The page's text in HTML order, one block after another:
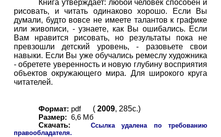
Книга утверждает: любой человек способен и
рисовать, и читать одинаково хорошо. Если Вы
думали, будто вовсе не имеете талантов к графике
или живописи, - узнаете, как Вы ошибались. Если
Вам нравится рисовать, но результаты пока не
превзошли детский уровень, - разовьете свои
навыки. Если Вы уже обучались ремеслу художника
- обретете уверенность и новую глубину восприятия
объектов окружающего мира. Для широкого круга
читателей.
Формат: pdf ( 2009, 285с.)
Размер: 6,6 Мб
Скачать: Ссылка удалена по требованию
правообладателя.